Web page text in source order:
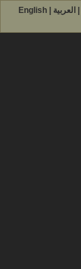
English| العربية